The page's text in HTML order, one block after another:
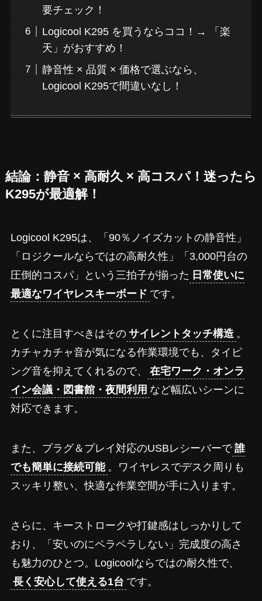
要チェック！
Logicool K295 を買うならココ！→ 「楽
天」がおすすめ！
静音性 × 品質 × 価格で選ぶなら、
Logicool K295で間違いなし！
結論：静音 × 高耐久 × 高コスパ！迷ったら
K295が最適解！
Logicool K295は、「90％ノイズカットの静音性」
「ロジクールならではの高耐久性」「3,000円台の
圧倒的コスパ」という三拍子が揃った 日常使いに
最適なワイヤレスキーボード です。
とくに注目すべきはその サイレントタッチ構造 。
カチャカチャ音が気になる作業環境でも、タイピ
ング音を抑えてくれるので、
在宅ワーク・オンラ
イン会議・図書館・夜間利用 など幅広いシーンに
対応できます。
また、プラグ＆プレイ対応のUSBレシーバーで 誰
でも簡単に接続可能 。ワイヤレスでデスク周りも
スッキリ整い、快適な作業空間が手に入ります。
さらに、キーストロークや打鍵感はしっかりして
おり、「安いのにペラペラしない」完成度の高さ
も魅力のひとつ。Logicoolならではの耐久性で、
長く安心して使える1台 です。